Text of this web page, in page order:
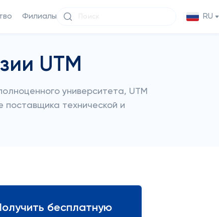
Филиалы RU
UTM
университета, UTM
поставщика технической и
бесплатную